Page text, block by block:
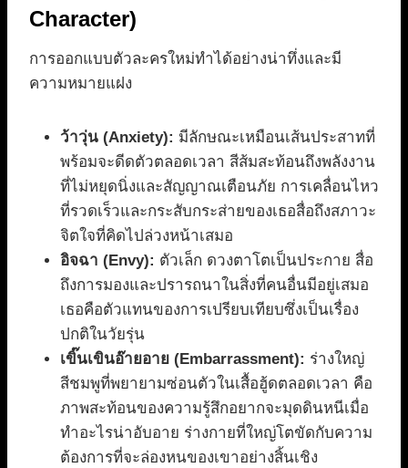
Character)
การออกแบบตัวละครใหม่ทำได้อย่างน่าทึ่งและมี
ความหมายแฝง
ว้าวุ่น (Anxiety): มีลักษณะเหมือนเส้นประสาทที่
พร้อมจะดีดตัวตลอดเวลา สีส้มสะท้อนถึงพลังงาน
ที่ไม่หยุดนิ่งและสัญญาณเตือนภัย การเคลื่อนไหว
ที่รวดเร็วและกระสับกระส่ายของเธอสื่อถึงสภาวะ
จิตใจที่คิดไปล่วงหน้าเสมอ
อิจฉา (Envy): ตัวเล็ก ดวงตาโตเป็นประกาย สื่อ
ถึงการมองและปรารถนาในสิ่งที่คนอื่นมีอยู่เสมอ
เธอคือตัวแทนของการเปรียบเทียบซึ่งเป็นเรื่อง
ปกติในวัยรุ่น
เขิ๊นเขินอ๊ายอาย (Embarrassment): ร่างใหญ่
สีชมพูที่พยายามซ่อนตัวในเสื้อฮู้ดตลอดเวลา คือ
ภาพสะท้อนของความรู้สึกอยากจะมุดดินหนีเมื่อ
ทำอะไรน่าอับอาย ร่างกายที่ใหญ่โตขัดกับความ
ต้องการที่จะล่องหนของเขาอย่างสิ้นเชิง